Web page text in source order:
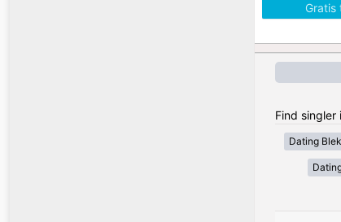
Find singler
Dating